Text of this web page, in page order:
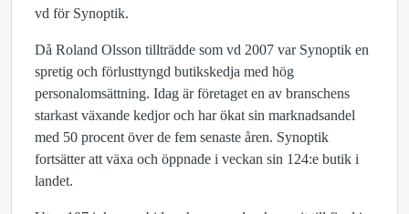
vd för Synoptik.
Då Roland Olsson tillträdde som vd 2007 var Synoptik en
spretig och förlusttyngd butikskedja med hög
personalomsättning. Idag är företaget en av branschens
starkast växande kedjor och har ökat sin marknadsandel
med 50 procent över de fem senaste åren. Synoptik
fortsätter att växa och öppnade i veckan sin 124:e butik i
landet.